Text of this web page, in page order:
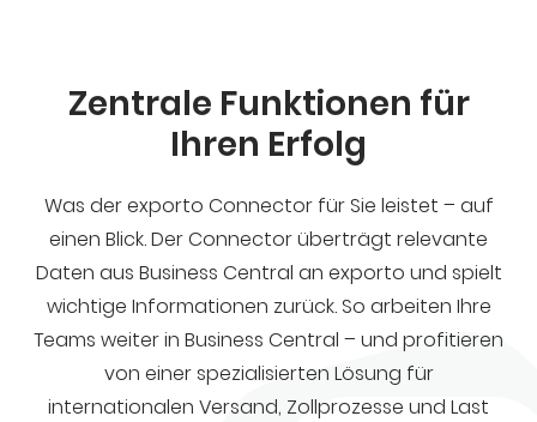
Zentrale Funktionen für
Ihren Erfolg
Was der exporto Connector für Sie leistet – auf
einen Blick. Der Connector überträgt relevante
Daten aus Business Central an exporto und spielt
wichtige Informationen zurück. So arbeiten Ihre
Teams weiter in Business Central – und profitieren
von einer spezialisierten Lösung für
internationalen Versand, Zollprozesse und Last